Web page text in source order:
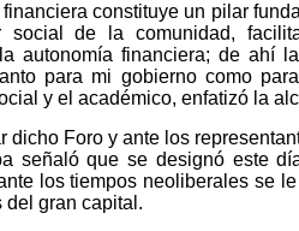
constituye un pilar
social de la comunidad,
autonomía financiera; de ahí
para mi gobierno como
y el académico, enfatizó la
dicho Foro y ante los
señaló que se designó este
los tiempos neoliberales se
del gran capital.